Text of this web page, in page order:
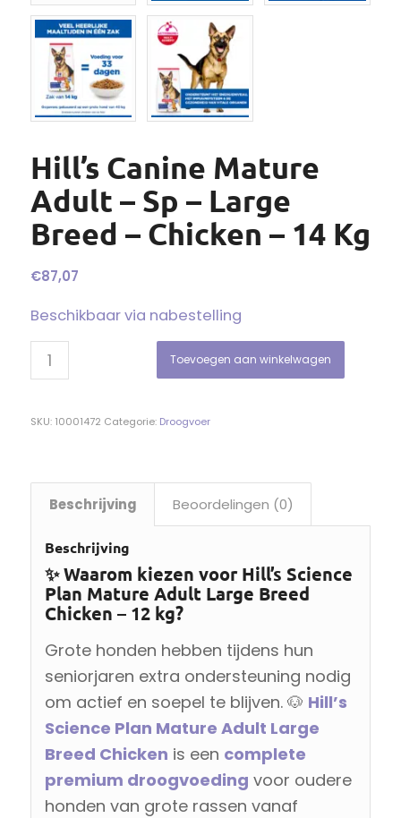
Hill’s Canine Mature
Adult – Sp – Large
Breed – Chicken – 14 Kg
€87,07
Beschikbaar via nabestelling
Toevoegen aan winkelwagen
SKU: 10001472 Categorie: Droogvoer
Beschrijving Beoordelingen (0)
Beschrijving
✨ Waarom kiezen voor Hill’s Science
Plan Mature Adult Large Breed
Chicken – 12 kg?
Grote honden hebben tijdens hun
seniorjaren extra ondersteuning nodig
om actief en soepel te blijven. 🐶 Hill’s
Science Plan Mature Adult Large
Breed Chicken is een complete
premium droogvoeding voor oudere
honden van grote rassen vanaf